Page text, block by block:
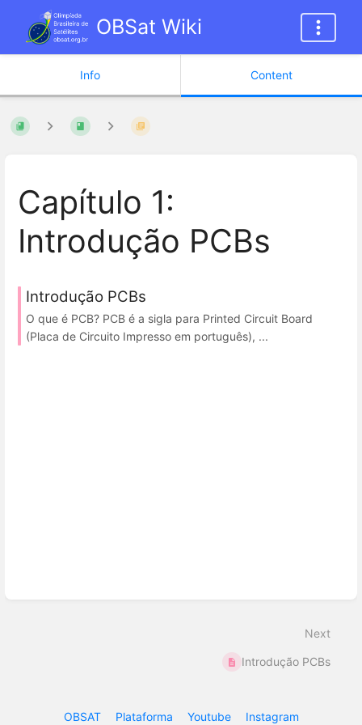
OBSat Wiki
Info Content
Capítulo 1:
Introdução PCBs
Introdução PCBs
O que é PCB? PCB é a sigla para Printed Circuit Board
(Placa de Circuito Impresso em português), ...
Next
Introdução PCBs
OBSAT Plataforma Youtube Instagram